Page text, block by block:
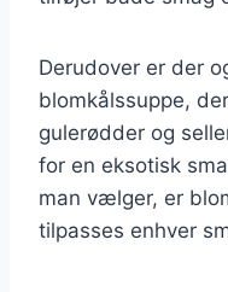
Derudover er der
blomkålssuppe,
gulerødder og
for en eksotisk
man vælger, er
tilpasses enhver